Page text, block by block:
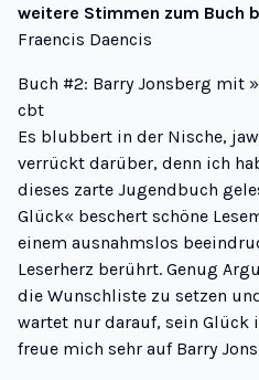
weitere Stimmen zum Buch
Fraencis Daencis
Buch #2: Barry Jonsberg mit
cbt
Es blubbert in der Nische,
verrückt darüber, denn ich
dieses zarte Jugendbuch
Glück« beschert schöne
einem ausnahmslos
Leserherz berührt. Genug
die Wunschliste zu setzen
wartet nur darauf, sein Glück
freue mich sehr auf Barry